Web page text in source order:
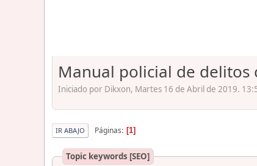
Manual policial de delitos
Iniciado por Dikxon, Martes 16 de Abril de 2019.
IR ABAJO Páginas 1
Topic keywords [SEO]